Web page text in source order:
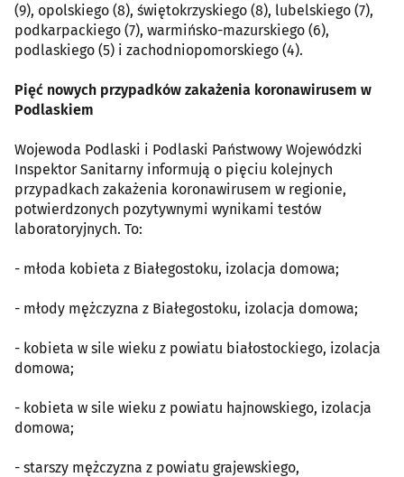
(9), opolskiego (8), świętokrzyskiego (8), lubelskiego (7),
podkarpackiego (7), warmińsko-mazurskiego (6),
podlaskiego (5) i zachodniopomorskiego (4).
Pięć nowych przypadków zakażenia koronawirusem w
Podlaskiem
Wojewoda Podlaski i Podlaski Państwowy Wojewódzki
Inspektor Sanitarny informują o pięciu kolejnych
przypadkach zakażenia koronawirusem w regionie,
potwierdzonych pozytywnymi wynikami testów
laboratoryjnych. To:
- młoda kobieta z Białegostoku, izolacja domowa;
- młody mężczyzna z Białegostoku, izolacja domowa;
- kobieta w sile wieku z powiatu białostockiego, izolacja
domowa;
- kobieta w sile wieku z powiatu hajnowskiego, izolacja
domowa;
- starszy mężczyzna z powiatu grajewskiego,